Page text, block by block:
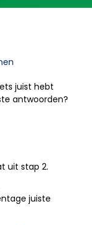
juist hebt
antwoorden?
uit stap 2.
juiste